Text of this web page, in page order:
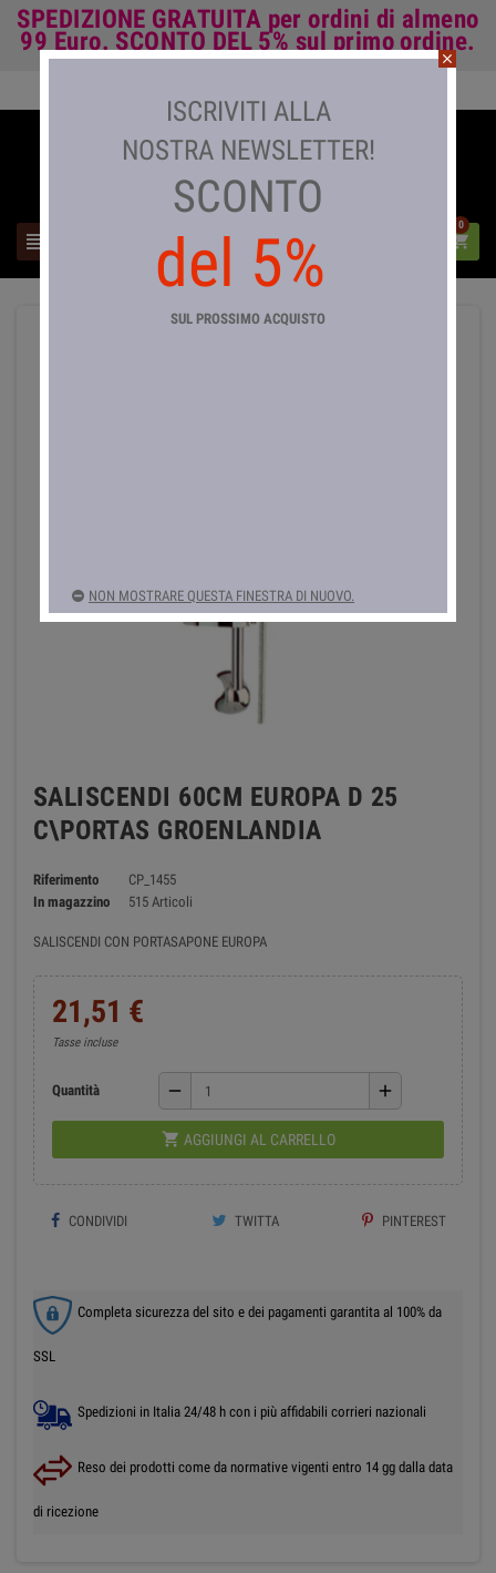
SPEDIZIONE GRATUITA per ordini di almeno
99 Euro. SCONTO DEL 5% sul primo ordine.
 
0
SALISCENDI 60CM EUROPA D 25
C\PORTAS GROENLANDIA
Riferimento
CP_1455
In magazzino
515 Articoli
SALISCENDI CON PORTASAPONE EUROPA
21,51 €
Tasse incluse
Quantità remove add
 AGGIUNGI AL CARRELLO
CONDIVIDI TWITTA PINTEREST
Completa sicurezza del sito e dei pagamenti garantita al 100% da
SSL
Spedizioni in Italia 24/48 h con i più affidabili corrieri nazionali
Reso dei prodotti come da normative vigenti entro 14 gg dalla data
di ricezione
close
ISCRIVITI ALLA
NOSTRA NEWSLETTER!
SCONTO
del 5%
SUL PROSSIMO ACQUISTO
NON MOSTRARE QUESTA FINESTRA DI NUOVO.